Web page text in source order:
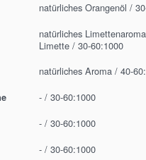
natürliches Orangenöl /
natürliches
Limette / 30-60:1000
natürliches Aroma / 40-
- / 30-60:1000
- / 30-60:1000
- / 30-60:1000